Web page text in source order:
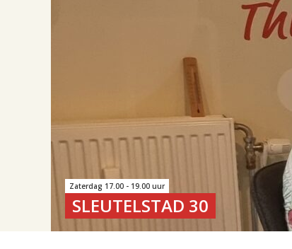
Zaterdag 17.00 - 19.00 uur
SLEUTELSTAD 30